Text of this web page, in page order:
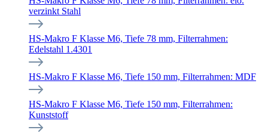
verzinkt Stahl
HS-Makro F Klasse M6, Tiefe 78 mm, Filterrahmen:
Edelstahl 1.4301
HS-Makro F Klasse M6, Tiefe 150 mm, Filterrahmen: MDF
HS-Makro F Klasse M6, Tiefe 150 mm, Filterrahmen:
Kunststoff